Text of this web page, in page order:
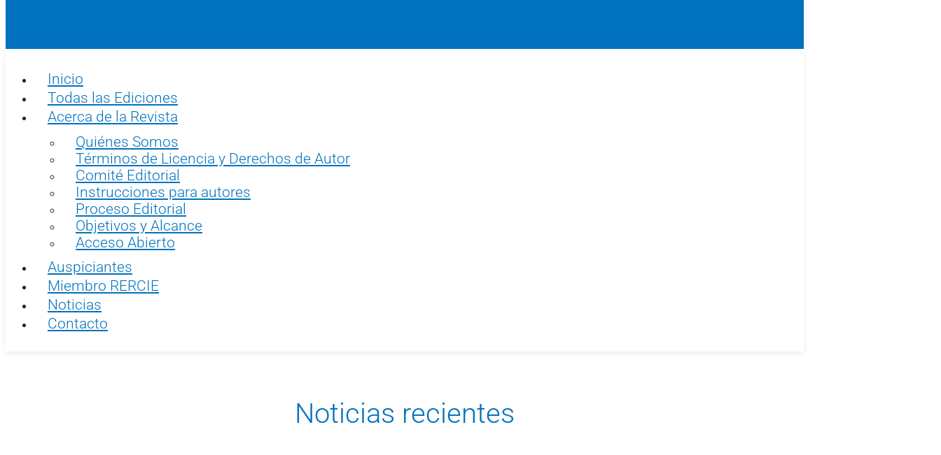
Inicio
Todas las Ediciones
Acerca de la Revista
Quiénes Somos
Términos de Licencia y Derechos de Autor
Comité Editorial
Instrucciones para autores
Proceso Editorial
Objetivos y Alcance
Acceso Abierto
Auspiciantes
Miembro RERCIE
Noticias
Contacto
Noticias recientes